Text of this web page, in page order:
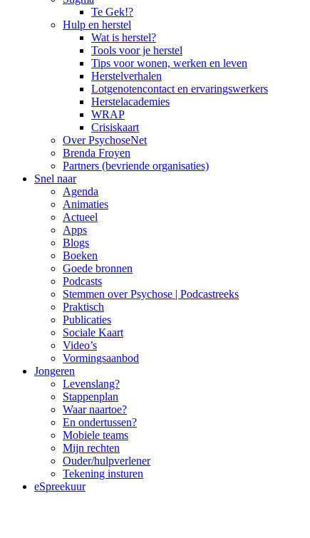
Te Gek!?
Hulp en herstel
Wat is herstel?
Tools voor je herstel
Tips voor wonen, werken en leven
Herstelverhalen
Lotgenotencontact en ervaringswerkers
Herstelacademies
WRAP
Crisiskaart
Over PsychoseNet
Brenda Froyen
Partners (bevriende organisaties)
Snel naar
Agenda
Animaties
Actueel
Apps
Blogs
Boeken
Goede bronnen
Podcasts
Stemmen over Psychose | Podcastreeks
Praktisch
Publicaties
Sociale Kaart
Video’s
Vormingsaanbod
Jongeren
Levenslang?
Stappenplan
Waar naartoe?
En ondertussen?
Mobiele teams
Mijn rechten
Ouder/hulpverlener
Tekening insturen
eSpreekuur